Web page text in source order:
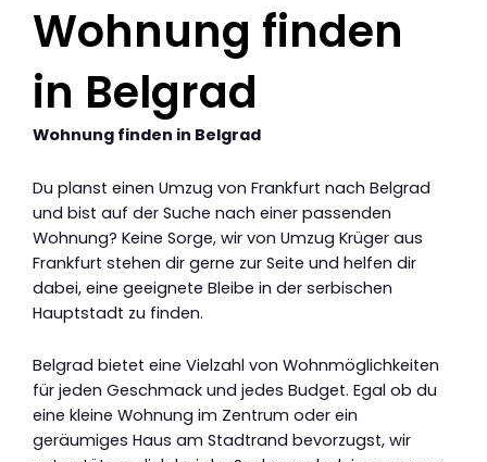
Wohnung finden
in Belgrad
Wohnung finden in Belgrad
Du planst einen Umzug von Frankfurt nach Belgrad
und bist auf der Suche nach einer passenden
Wohnung? Keine Sorge, wir von Umzug Krüger aus
Frankfurt stehen dir gerne zur Seite und helfen dir
dabei, eine geeignete Bleibe in der serbischen
Hauptstadt zu finden.
Belgrad bietet eine Vielzahl von Wohnmöglichkeiten
für jeden Geschmack und jedes Budget. Egal ob du
eine kleine Wohnung im Zentrum oder ein
geräumiges Haus am Stadtrand bevorzugst, wir